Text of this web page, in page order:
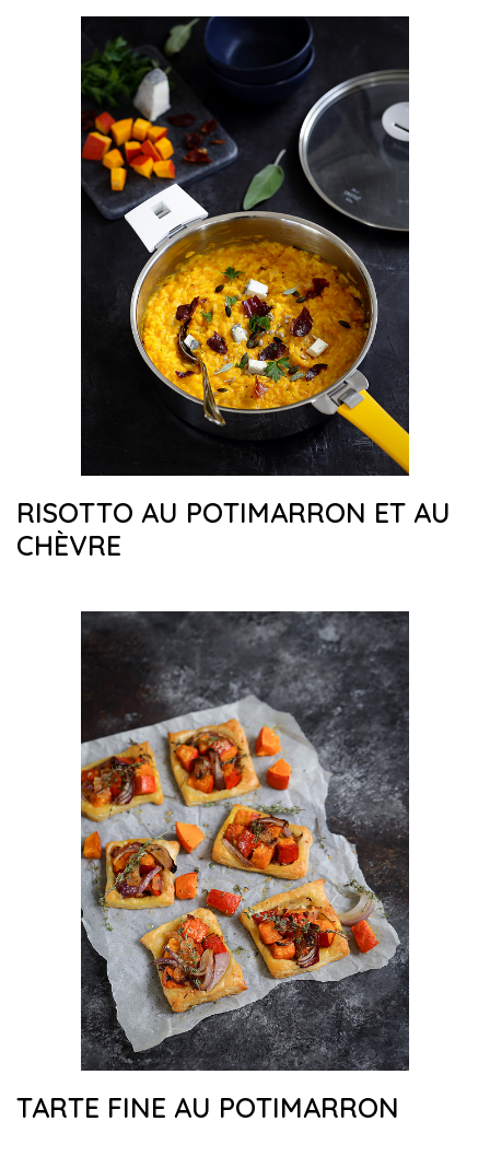
RISOTTO AU POTIMARRON ET AU
CHÈVRE
TARTE FINE AU POTIMARRON